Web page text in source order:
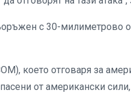
с 30-милиметрово
което отговаря за
от американски